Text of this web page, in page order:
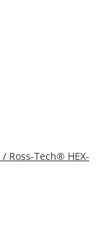
Ross-Tech® HEX-